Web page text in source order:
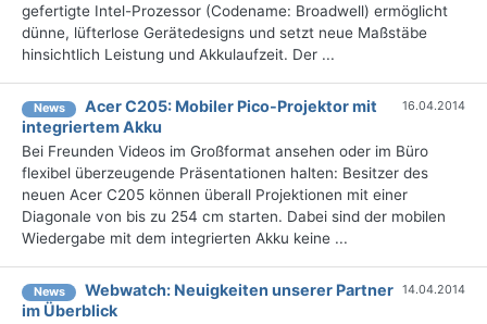
gefertigte Intel-Prozessor (Codename: Broadwell) ermöglicht
dünne, lüfterlose Gerätedesigns und setzt neue Maßstäbe
hinsichtlich Leistung und Akkulaufzeit. Der ...
News
Acer C205: Mobiler Pico-Projektor mit
integriertem Akku
16.04.2014
Bei Freunden Videos im Großformat ansehen oder im Büro
flexibel überzeugende Präsentationen halten: Besitzer des
neuen Acer C205 können überall Projektionen mit einer
Diagonale von bis zu 254 cm starten. Dabei sind der mobilen
Wiedergabe mit dem integrierten Akku keine ...
News
Webwatch: Neuigkeiten unserer Partner
im Überblick
14.04.2014